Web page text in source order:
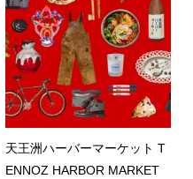
天王洲ハーバーマーケット T
ENNOZ HARBOR MARKET